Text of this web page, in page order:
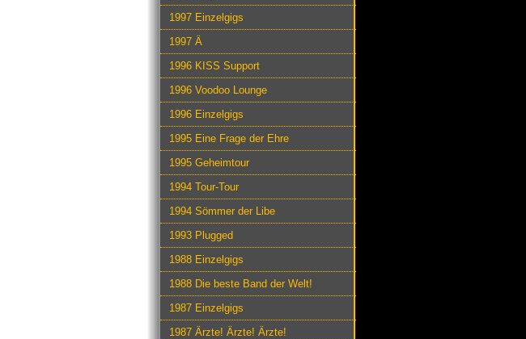
1997 Einzelgigs
1997 Ä
1996 KISS Support
1996 Voodoo Lounge
1996 Einzelgigs
1995 Eine Frage der Ehre
1995 Geheimtour
1994 Tour-Tour
1994 Sömmer der Libe
1993 Plugged
1988 Einzelgigs
1988 Die beste Band der Welt!
1987 Einzelgigs
1987 Ärzte! Ärzte! Ärzte!